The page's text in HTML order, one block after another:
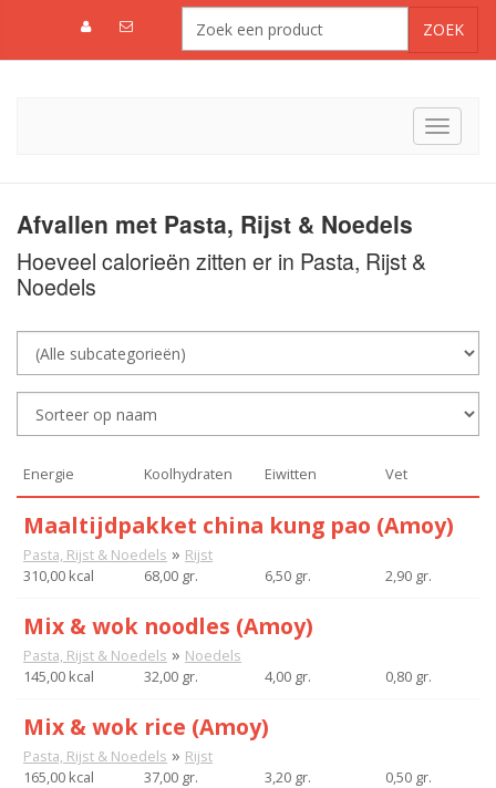
Toggle
Afvallen met Pasta, Rijst & Noedels
Hoeveel calorieën zitten er in Pasta, Rijst &
Noedels
Energie Koolhydraten Eiwitten Vet
Maaltijdpakket china kung pao (Amoy)
Pasta, Rijst & Noedels » Rijst
310,00 kcal
68,00 gr. 6,50 gr. 2,90 gr.
Mix & wok noodles (Amoy)
Pasta, Rijst & Noedels » Noedels
145,00 kcal
32,00 gr. 4,00 gr. 0,80 gr.
Mix & wok rice (Amoy)
Pasta, Rijst & Noedels » Rijst
165,00 kcal
37,00 gr. 3,20 gr. 0,50 gr.